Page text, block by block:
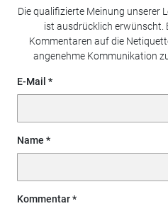
Die qualifizierte Meinung unserer
ist ausdrücklich erwünscht.
Kommentaren auf die
angenehme Kommunikation
E-Mail
Name
Kommentar